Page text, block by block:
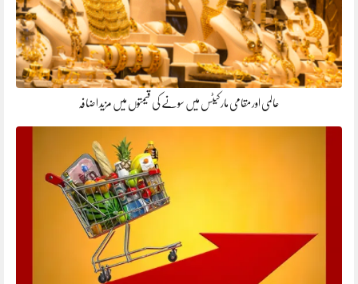
عالمی اور مقامی مارکیٹس میں سونے کی قیمتوں میں مزید اضافہ